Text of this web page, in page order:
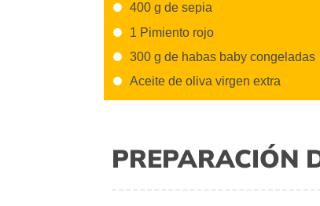
400 g de sepia
1 Pimiento rojo
300 g de habas baby congeladas
Aceite de oliva virgen extra
PREPARACIÓN